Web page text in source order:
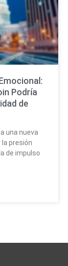
Podría
de
una nueva
presión
de impulso